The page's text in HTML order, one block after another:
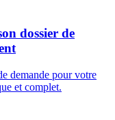
dossier de
demande pour votre
et complet.